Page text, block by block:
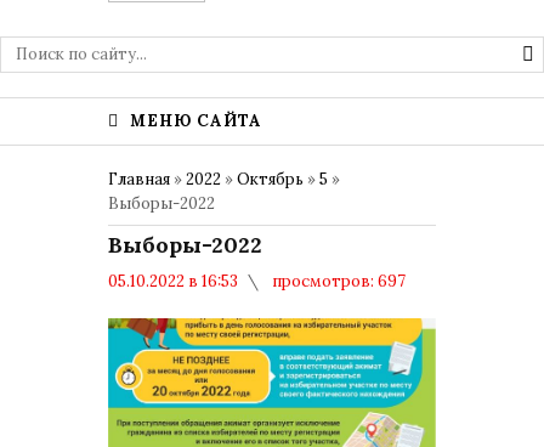
МЕНЮ САЙТА
Главная »2022 »Октябрь »5 »
Выборы-2022
Выборы-2022
05.10.2022 в 16:53
просмотров: 697